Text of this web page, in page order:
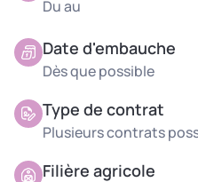
Du au
Date d'embauche
Dès que possible
Type de contrat
Plusieurs contrats
Filière agricole